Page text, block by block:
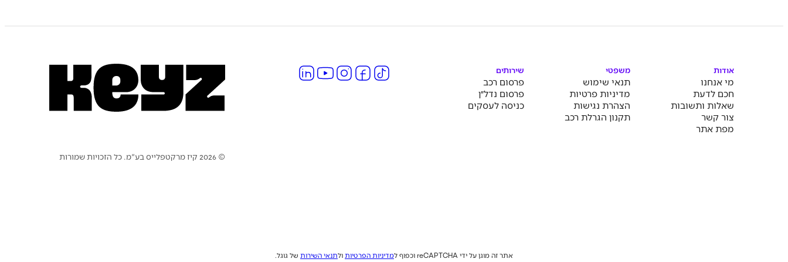
אודות
מי אנחנו
חכם לדעת
שאלות ותשובות
צור קשר
מפת אתר
משפטי
תנאי שימוש
מדיניות פרטיות
הצהרת נגישות
תקנון הגרלת רכב
שירותים
פרסום רכב
פרסום נדל״ן
כניסה לעסקים
© 2026 קיז מרקטפלייס בע"מ. כל הזכויות שמורות
אתר זה מוגן על ידי reCAPTCHA וכפוף ל מדיניות הפרטיות ולתנאי השירות של גוגל.